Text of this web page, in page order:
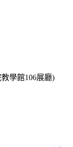
學館106展廳)